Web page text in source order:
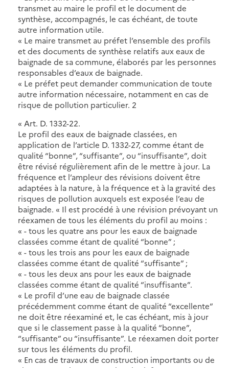
transmet au maire le profil et le document de
synthèse, accompagnés, le cas échéant, de toute
autre information utile.
« Le maire transmet au préfet l’ensemble des profils
et des documents de synthèse relatifs aux eaux de
baignade de sa commune, élaborés par les personnes
responsables d’eaux de baignade.
« Le préfet peut demander communication de toute
autre information nécessaire, notamment en cas de
risque de pollution particulier. 2
« Art. D. 1332-22.
Le profil des eaux de baignade classées, en
application de l’article D. 1332-27, comme étant de
qualité “bonne”, “suffisante”, ou “insuffisante”, doit
être révisé régulièrement afin de le mettre à jour. La
fréquence et l’ampleur des révisions doivent être
adaptées à la nature, à la fréquence et à la gravité des
risques de pollution auxquels est exposée l’eau de
baignade. « Il est procédé à une révision prévoyant un
réexamen de tous les éléments du profil au moins :
« - tous les quatre ans pour les eaux de baignade
classées comme étant de qualité “bonne” ;
« - tous les trois ans pour les eaux de baignade
classées comme étant de qualité “suffisante” ;
« - tous les deux ans pour les eaux de baignade
classées comme étant de qualité “insuffisante”.
« Le profil d’une eau de baignade classée
précédemment comme étant de qualité “excellente”
ne doit être réexaminé et, le cas échéant, mis à jour
que si le classement passe à la qualité “bonne”,
“suffisante” ou “insuffisante”. Le réexamen doit porter
sur tous les éléments du profil.
« En cas de travaux de construction importants ou de